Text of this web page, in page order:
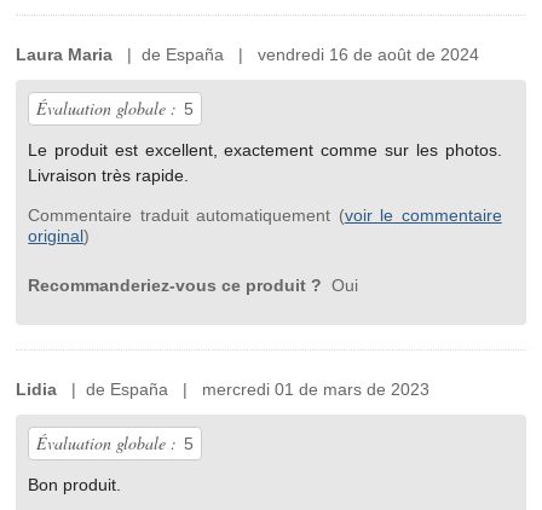
Laura Maria | de España | vendredi 16 de août de 2024
Évaluation globale : 5
Le produit est excellent, exactement comme sur les photos.
Livraison très rapide.
Commentaire traduit automatiquement (voir le commentaire
original)
Recommanderiez-vous ce produit ? Oui
Lidia | de España | mercredi 01 de mars de 2023
Évaluation globale : 5
Bon produit.